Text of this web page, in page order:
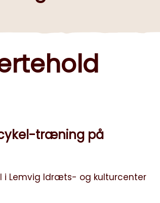
træning på
i Lemvig Idræts- og kulturcenter